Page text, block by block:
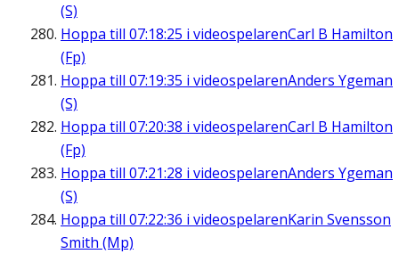
(S)
Hoppa till 07:18:25 i videospelarenCarl B Hamilton
(Fp)
Hoppa till 07:19:35 i videospelarenAnders Ygeman
(S)
Hoppa till 07:20:38 i videospelarenCarl B Hamilton
(Fp)
Hoppa till 07:21:28 i videospelarenAnders Ygeman
(S)
Hoppa till 07:22:36 i videospelarenKarin Svensson
Smith (Mp)